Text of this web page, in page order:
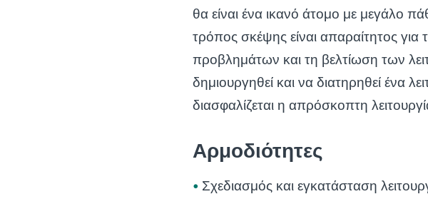
θα είναι ένα ικανό άτομο με μεγάλο
τρόπος σκέψης είναι απαραίτητος για
προβλημάτων και τη βελτίωση των
δημιουργηθεί και να διατηρηθεί ένα
διασφαλίζεται η απρόσκοπτη
Αρμοδιότητες
Σχεδιασμός και εγκατάσταση